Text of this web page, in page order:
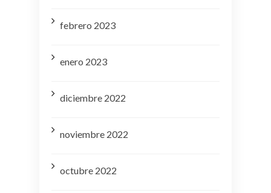
febrero 2023
enero 2023
diciembre 2022
noviembre 2022
octubre 2022